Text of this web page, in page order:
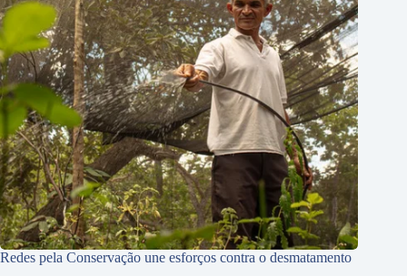
Redes pela Conservação une esforços contra o desmatamento